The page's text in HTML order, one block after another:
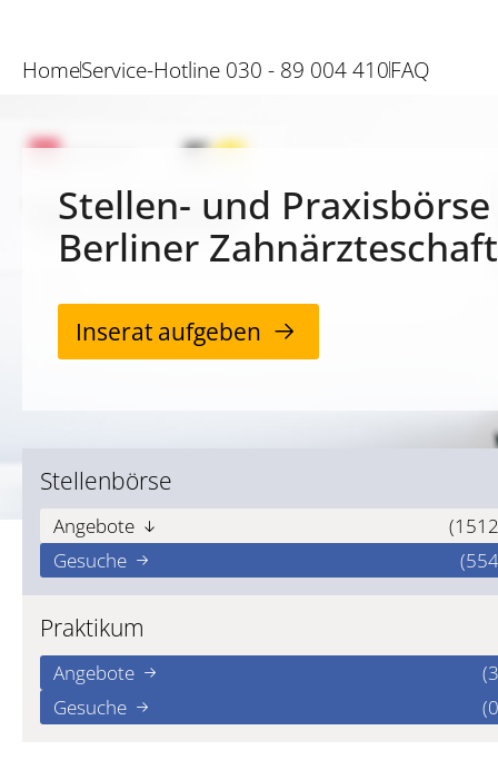
HomeService-Hotline 030 - 89 004 410FAQ
Stellen- und
Berliner Zahnärzteschaft
Inserat aufgeben
Stellenbörse
Angebote
Gesuche
Praktikum
Angebote
Gesuche